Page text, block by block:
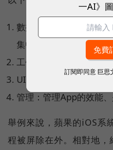
數據：作為「紀錄系統
集中並標準化數據
工作流程：發送及排序
UI（UX）：提供共同的
管理：管理App的效能
舉例來說，蘋果的iOS系
程被屏除在外。相對地，
一AI》
訂閱即同意 巨思